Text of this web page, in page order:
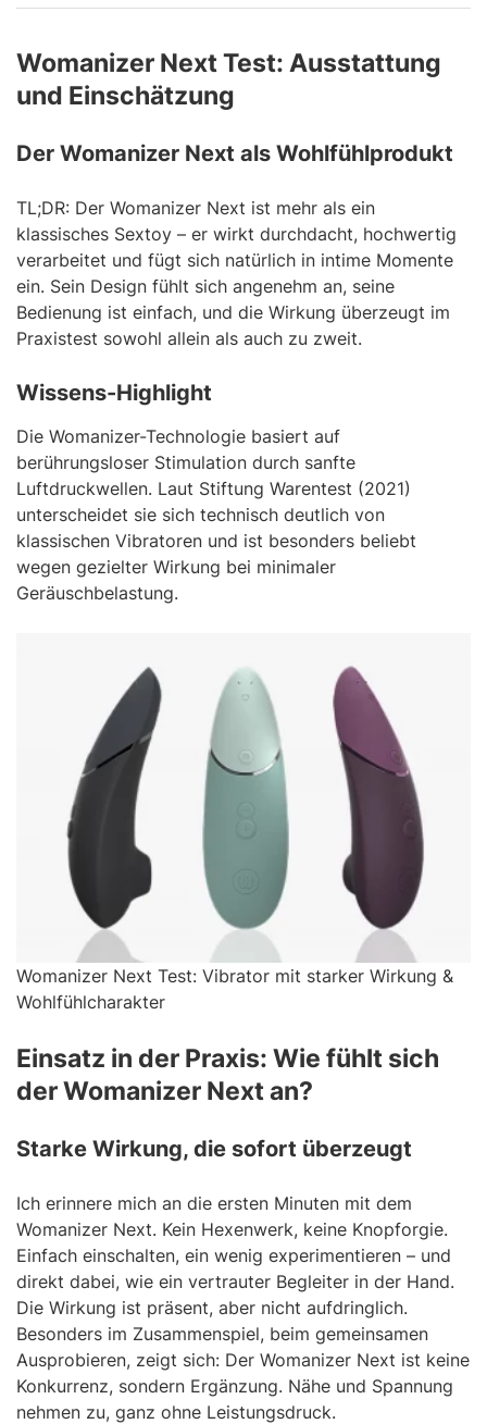
Womanizer Next Test: Ausstattung
und Einschätzung
Der Womanizer Next als Wohlfühlprodukt
TL;DR: Der Womanizer Next ist mehr als ein
klassisches Sextoy – er wirkt durchdacht, hochwertig
verarbeitet und fügt sich natürlich in intime Momente
ein. Sein Design fühlt sich angenehm an, seine
Bedienung ist einfach, und die Wirkung überzeugt im
Praxistest sowohl allein als auch zu zweit.
Wissens-Highlight
Die Womanizer-Technologie basiert auf
berührungsloser Stimulation durch sanfte
Luftdruckwellen. Laut Stiftung Warentest (2021)
unterscheidet sie sich technisch deutlich von
klassischen Vibratoren und ist besonders beliebt
wegen gezielter Wirkung bei minimaler
Geräuschbelastung.
Womanizer Next Test: Vibrator mit starker Wirkung &
Wohlfühlcharakter
Einsatz in der Praxis: Wie fühlt sich
der Womanizer Next an?
Starke Wirkung, die sofort überzeugt
Ich erinnere mich an die ersten Minuten mit dem
Womanizer Next. Kein Hexenwerk, keine Knopforgie.
Einfach einschalten, ein wenig experimentieren – und
direkt dabei, wie ein vertrauter Begleiter in der Hand.
Die Wirkung ist präsent, aber nicht aufdringlich.
Besonders im Zusammenspiel, beim gemeinsamen
Ausprobieren, zeigt sich: Der Womanizer Next ist keine
Konkurrenz, sondern Ergänzung. Nähe und Spannung
nehmen zu, ganz ohne Leistungsdruck.